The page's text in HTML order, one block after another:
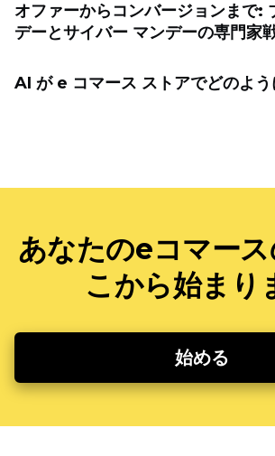
オファーからコンバージョンまで:
デーとサイバー マンデーの専門家
AI が e コマース ストアでどのよ
あなたのeコマー
こから始まり
始める